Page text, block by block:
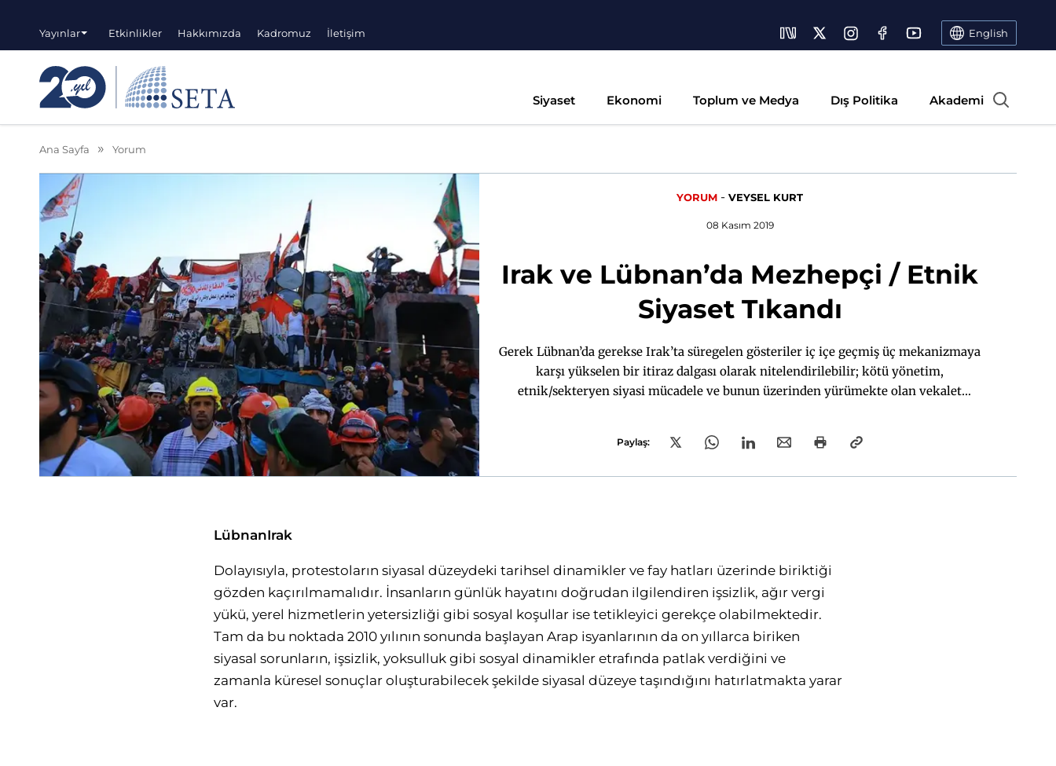
Yayınlar Etkinlikler Hakkımızda Kadromuz İletişim English
Siyaset Ekonomi Toplum ve Medya Dış Politika Akademi
Ana Sayfa Yorum
YORUM -VEYSEL KURT
08 Kasım 2019
Irak ve Lübnan’da Mezhepçi / Etnik
Siyaset Tıkandı
Gerek Lübnan’da gerekse Irak’ta süregelen gösteriler iç içe geçmiş üç mekanizmaya
karşı yükselen bir itiraz dalgası olarak nitelendirilebilir; kötü yönetim,
etnik/sekteryen siyasi mücadele ve bunun üzerinden yürümekte olan vekalet
Paylaş:
LübnanIrak
Dolayısıyla, protestoların siyasal düzeydeki tarihsel dinamikler ve fay hatları üzerinde biriktiği
gözden kaçırılmamalıdır. İnsanların günlük hayatını doğrudan ilgilendiren işsizlik, ağır vergi
yükü, yerel hizmetlerin yetersizliği gibi sosyal koşullar ise tetikleyici gerekçe olabilmektedir.
Tam da bu noktada 2010 yılının sonunda başlayan Arap isyanlarının da on yıllarca biriken
siyasal sorunların, işsizlik, yoksulluk gibi sosyal dinamikler etrafında patlak verdiğini ve
zamanla küresel sonuçlar oluşturabilecek şekilde siyasal düzeye taşındığını hatırlatmakta yarar
var.